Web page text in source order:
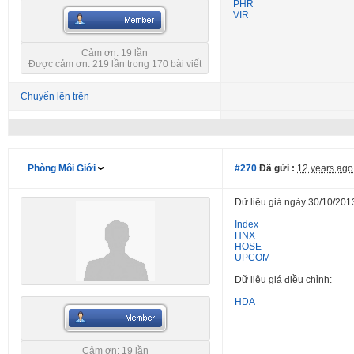
Cảm ơn: 19 lần
Được cảm ơn: 219 lần trong 170 bài viết
PHR
VIR
Chuyển lên trên
Phòng Môi Giới #270 Đã gửi : 12 years ago
Cảm ơn: 19 lần
Dữ liệu giá ngày 30/10/
Index
HNX
HOSE
UPCOM
Dữ liệu giá điều chỉnh:
HDA